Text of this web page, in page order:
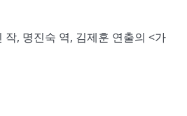
, 명진숙 역, 김제훈 연출의 <가